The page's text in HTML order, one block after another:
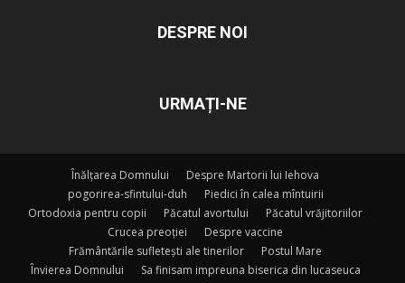
DESPRE NOI
URMAȚI-NE
Înălțarea Domnului
Despre Martorii lui Iehova
pogorirea-sfintului-duh
Piedici în calea mîntuirii
Ortodoxia pentru copii
Păcatul avortului
Păcatul vrăjitoriilor
Crucea preoției
Despre vaccine
Frământările sufletești ale tinerilor
Postul Mare
Învierea Domnului
Sa finisam impreuna biserica din lucaseuca